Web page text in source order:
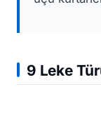
9 Leke